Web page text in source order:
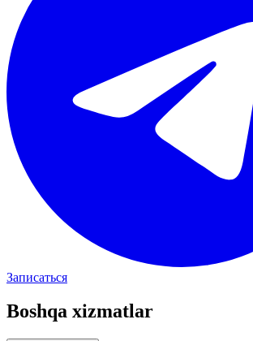
Записаться
Boshqa xizmatlar